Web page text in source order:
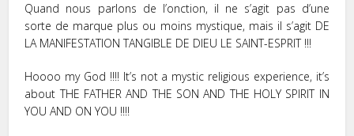
Quand nous parlons de l’onction, il ne s’agit pas d’une
sorte de marque plus ou moins mystique, mais il s’agit DE
LA MANIFESTATION TANGIBLE DE DIEU LE SAINT-ESPRIT !!!
Hoooo my God !!!! It’s not a mystic religious experience, it’s
about THE FATHER AND THE SON AND THE HOLY SPIRIT IN
YOU AND ON YOU !!!!